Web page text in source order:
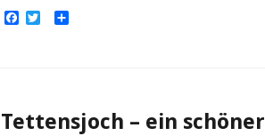
Facebook
TwitterEmpfehlen
Tettensjoch – ein schöner